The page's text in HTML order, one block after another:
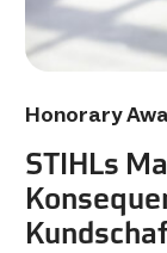
Honorary
STIHLs